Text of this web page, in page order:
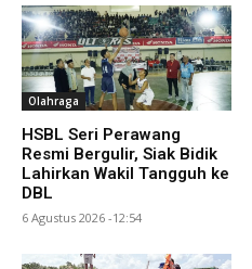
Olahraga
HSBL Seri Perawang
Resmi Bergulir, Siak Bidik
Lahirkan Wakil Tangguh ke
DBL
6 Agustus 2026 -12:54